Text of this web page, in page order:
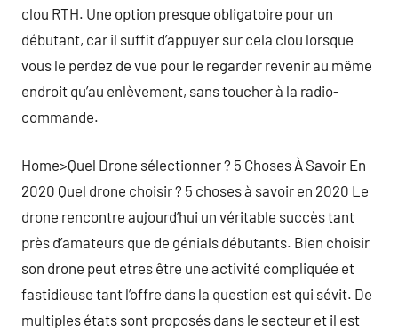
clou RTH. Une option presque obligatoire pour un
débutant, car il suffit d’appuyer sur cela clou lorsque
vous le perdez de vue pour le regarder revenir au même
endroit qu’au enlèvement, sans toucher à la radio-
commande.
Home>Quel Drone sélectionner ? 5 Choses À Savoir En
2020 Quel drone choisir ? 5 choses à savoir en 2020 Le
drone rencontre aujourd’hui un véritable succès tant
près d’amateurs que de génials débutants. Bien choisir
son drone peut etres être une activité compliquée et
fastidieuse tant l’offre dans la question est qui sévit. De
multiples états sont proposés dans le secteur et il est